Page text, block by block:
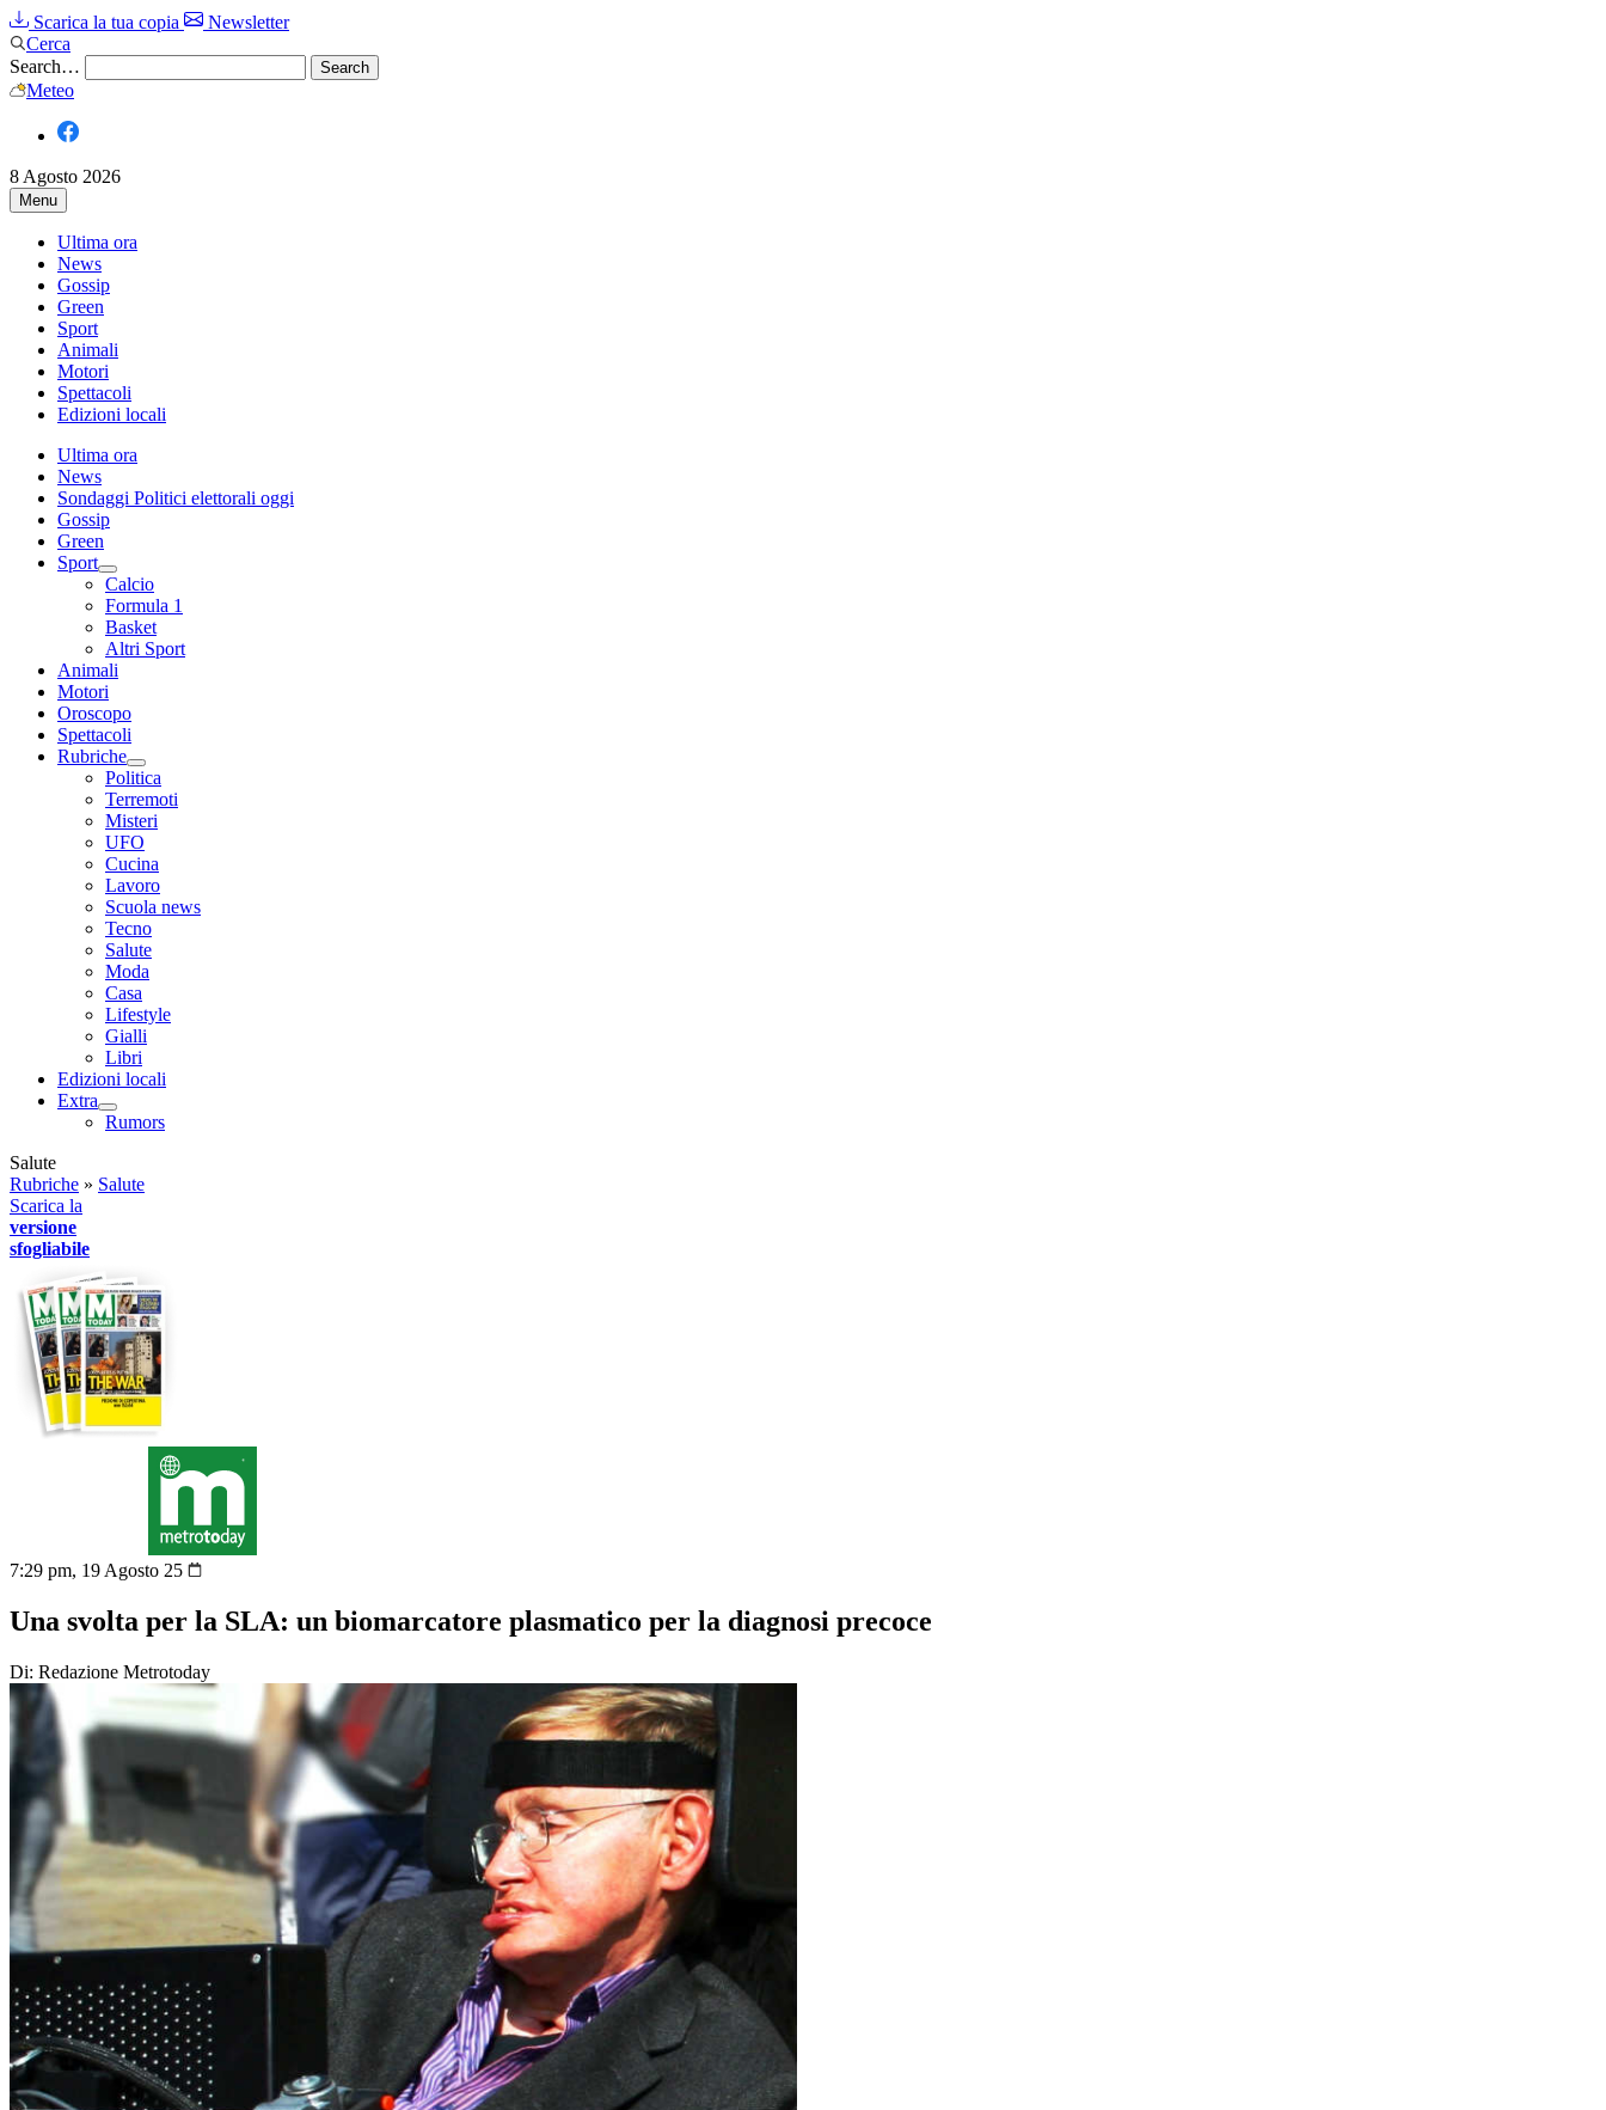
Scarica la tua copia
Newsletter
Cerca
Search…
Meteo
8 Agosto 2026
Menu
Ultima ora
News
Gossip
Green
Sport
Animali
Motori
Spettacoli
Edizioni locali
Ultima ora
News
Sondaggi Politici elettorali oggi
Gossip
Green
Sport
Calcio
Formula 1
Basket
Altri Sport
Animali
Motori
Oroscopo
Spettacoli
Rubriche
Politica
Terremoti
Misteri
UFO
Cucina
Lavoro
Scuola news
Tecno
Salute
Moda
Casa
Lifestyle
Gialli
Libri
Edizioni locali
Extra
Rumors
Salute
Rubriche » Salute
Scarica la
versione
sfogliabile
7:29 pm, 19 Agosto 25
Una svolta per la SLA: un biomarcatore plasmatico per la diagnosi precoce
Di: Redazione Metrotoday